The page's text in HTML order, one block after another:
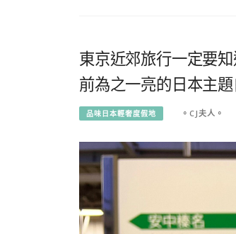
東京近郊旅行一定要
前為之一亮的日本主
品味日本輕奢度假地 。CJ夫人。